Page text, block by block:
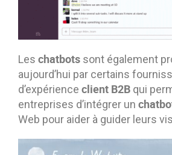
Les chatbots sont également
aujourd’hui par certains
d’expérience client B2B qui
entreprises d’intégrer un
Web pour aider à guider leurs